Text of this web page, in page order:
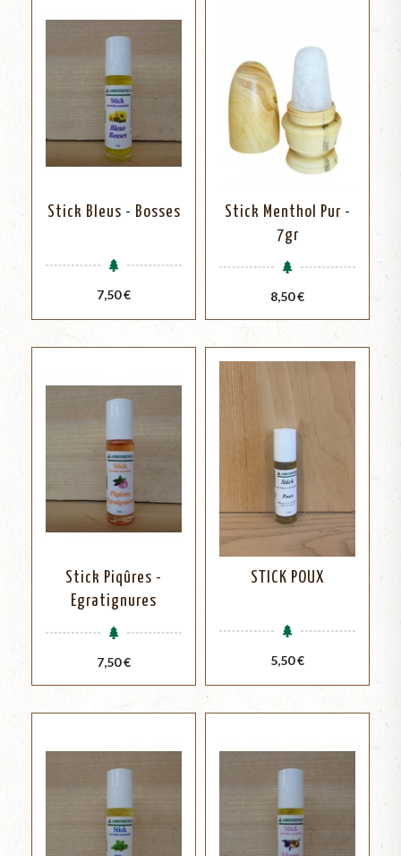
Stick Bleus - Bosses
Prix
7,50 €
Stick Menthol Pur -
7gr
Prix
8,50 €
Stick Piqûres -
Egratignures
Prix
7,50 €
STICK POUX
Prix
5,50 €